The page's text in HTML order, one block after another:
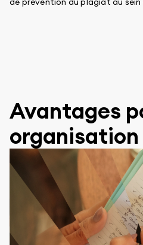
Avantages
organisation